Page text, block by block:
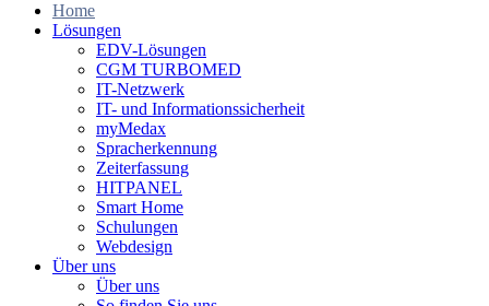
Home
Lösungen
EDV-Lösungen
CGM TURBOMED
IT-Netzwerk
IT- und Informationssicherheit
myMedax
Spracherkennung
Zeiterfassung
HITPANEL
Smart Home
Schulungen
Webdesign
Über uns
Über uns